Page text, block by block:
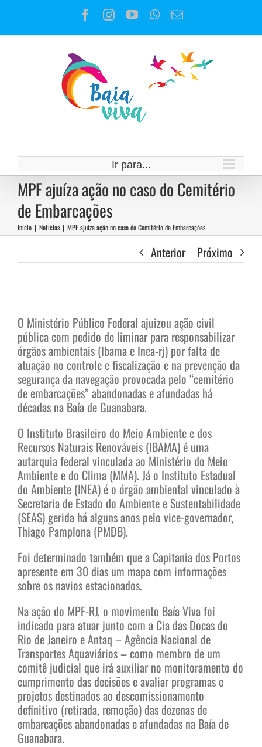
o
Facebook
Instagram
YouTubeWhatsApp
E-
Ir para...
MPF ajuíza ação no caso do Cemitério
de Embarcações
Início | Notícias | MPF ajuíza ação no caso do Cemitério de Embarcações
Anterior Próximo
O Ministério Público Federal ajuizou ação civil
pública com pedido de liminar para responsabilizar
órgãos ambientais (Ibama e Inea-rj) por falta de
atuação no controle e fiscalização e na prevenção da
segurança da navegação provocada pelo “cemitério
de embarcações” abandonadas e afundadas há
décadas na Baía de Guanabara.
O Instituto Brasileiro do Meio Ambiente e dos
Recursos Naturais Renováveis (IBAMA) é uma
autarquia federal vinculada ao Ministério do Meio
Ambiente e do Clima (MMA). Já o Instituto Estadual
do Ambiente (INEA) é o órgão ambiental vinculado à
Secretaria de Estado do Ambiente e Sustentabilidade
(SEAS) gerida há alguns anos pelo vice-governador,
Thiago Pamplona (PMDB).
Foi determinado também que a Capitania dos Portos
apresente em 30 dias um mapa com informações
sobre os navios estacionados.
Na ação do MPF-RJ, o movimento Baía Viva foi
indicado para atuar junto com a Cia das Docas do
Rio de Janeiro e Antaq – Agência Nacional de
Transportes Aquaviários – como membro de um
comitê judicial que irá auxiliar no monitoramento do
cumprimento das decisões e avaliar programas e
projetos destinados ao descomissionamento
definitivo (retirada, remoção) das dezenas de
embarcações abandonadas e afundadas na Baía de
Guanabara.